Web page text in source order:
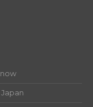
Japan